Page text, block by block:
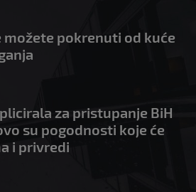
možete pokrenuti od kuće
za pristupanje BiH
su pogodnosti koje će
i privredi